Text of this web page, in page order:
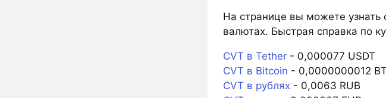
На странице вы можете узнать
валютах. Быстрая справка по
CVT в Tether- 0,000077 USDT
CVT в Bitcoin - 0,0000000012
CVT в рублях- 0,0063 RUB